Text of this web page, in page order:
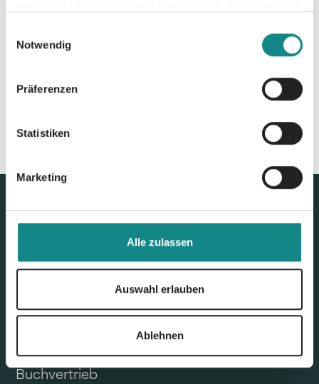
haben oder die sie im Rahmen Ihrer Nutzung der Dienste
Notwendig
Präferenzen
Statistiken
Marketing
Alle zulassen
Auswahl erlauben
Ablehnen
Buchvertrieb